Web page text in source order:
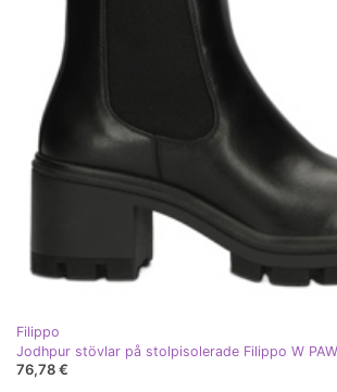
Filippo
Jodhpur stövlar på stolpisolerade Filippo W
76,78 €